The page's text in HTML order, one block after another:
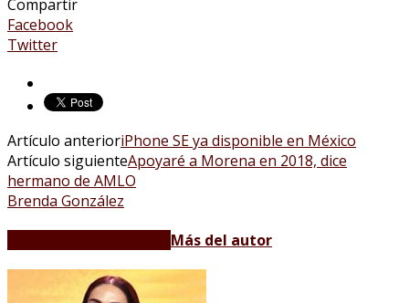
Compartir
Facebook
Twitter
Artículo anterioriPhone SE ya disponible en México
Artículo siguienteApoyaré a Morena en 2018, dice
hermano de AMLO
Brenda González
Más del autor